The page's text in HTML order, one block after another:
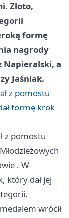
Złoto,
formę
nagrody
Napieralski, a
Jaśniak.
z pomostu
formę krok
z pomostu
. W
który dał jej
wrócił